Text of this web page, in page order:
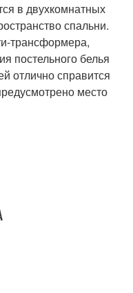
в двухкомнатных
спальни.
трансформера,
постельного белья
отлично справится
место